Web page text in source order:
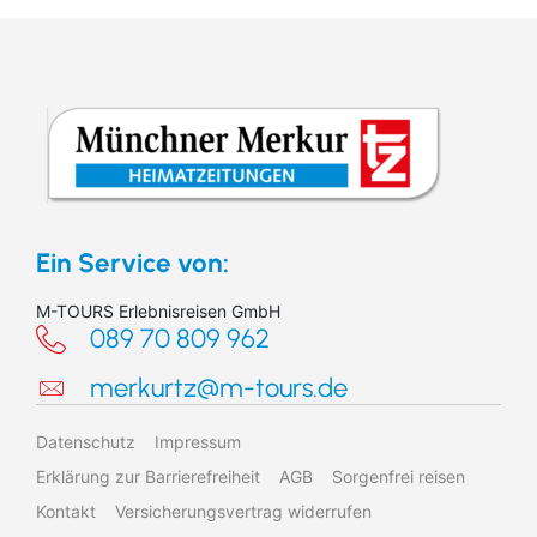
Suchen & Buchen
Reiseart
Zielgebiet
Suchen
Ein Service von:
M-TOURS Erlebnisreisen GmbH
089 70 809 962
merkurtz@m-tours.de
Datenschutz
Impressum
Erklärung zur Barrierefreiheit
AGB
Sorgenfrei reisen
Kontakt
Versicherungsvertrag widerrufen